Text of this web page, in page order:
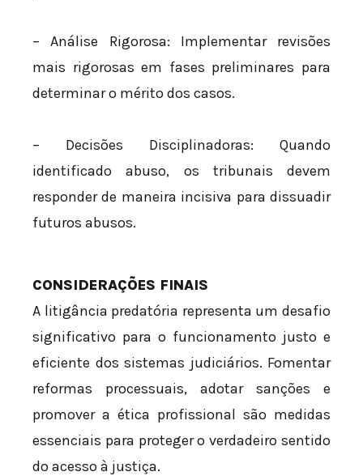
– Análise Rigorosa: Implementar revisões
mais rigorosas em fases preliminares para
determinar o mérito dos casos.
– Decisões Disciplinadoras: Quando
identificado abuso, os tribunais devem
responder de maneira incisiva para dissuadir
futuros abusos.
CONSIDERAÇÕES FINAIS
A litigância predatória representa um desafio
significativo para o funcionamento justo e
eficiente dos sistemas judiciários. Fomentar
reformas processuais, adotar sanções e
promover a ética profissional são medidas
essenciais para proteger o verdadeiro sentido
do acesso à justiça.